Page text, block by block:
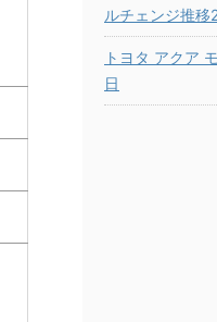
ルチェンジ推
トヨタ アクア
日